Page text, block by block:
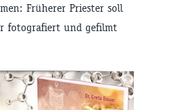
Früherer Priester soll
fotografiert und gefilmt